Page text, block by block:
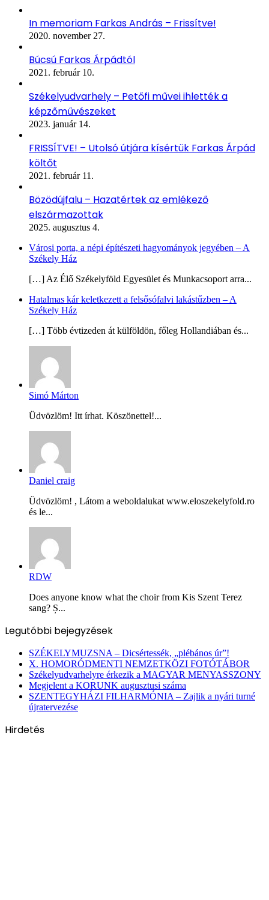
In memoriam Farkas András – Frissítve!
2020. november 27.
Búcsú Farkas Árpádtól
2021. február 10.
Székelyudvarhely – Petőfi művei ihlették a
képzőművészeket
2023. január 14.
FRISSÍTVE! – Utolsó útjára kísértük Farkas Árpád
költőt
2021. február 11.
Bözödújfalu – Hazatértek az emlékező
elszármazottak
2025. augusztus 4.
Városi porta, a népi építészeti hagyományok jegyében – A
Székely Ház
[…] Az Élő Székelyföld Egyesület és Munkacsoport arra...
Hatalmas kár keletkezett a felsősófalvi lakástűzben – A
Székely Ház
[…] Több évtizeden át külföldön, főleg Hollandiában és...
Simó Márton
Üdvözlöm! Itt írhat. Köszönettel!...
Daniel craig
Üdvözlöm! , Látom a weboldalukat www.eloszekelyfold.ro
és le...
RDW
Does anyone know what the choir from Kis Szent Terez
sang? Ș...
Legutóbbi bejegyzések
SZÉKELYMUZSNA – Dicsértessék, „plébános úr”!
X. HOMORÓDMENTI NEMZETKÖZI FOTÓTÁBOR
Székelyudvarhelyre érkezik a MAGYAR MENYASSZONY
Megjelent a KORUNK augusztusi száma
SZENTEGYHÁZI FILHARMÓNIA – Zajlik a nyári turné
újratervezése
Hirdetés